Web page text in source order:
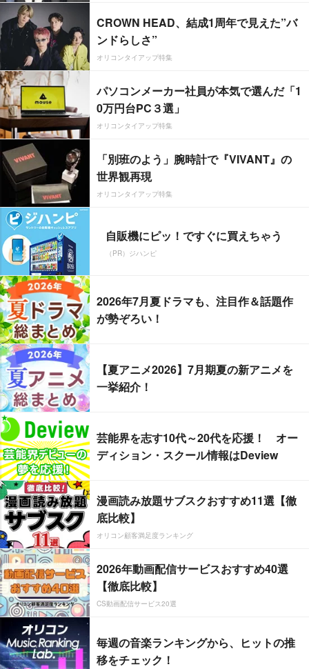
CROWN HEAD、結成1周年で見えた”バ
ンドらしさ”
オリコンタイアップ特集
パソコンメーカー社員が本気で選んだ「1
0万円台PC３選」
オリコンタイアップ特集
「別班のよう」腕時計で『VIVANT』の
世界観再現
オリコンタイアップ特集
自販機にピッ！ですぐに買えちゃう
（PR）ジハンピ
2026年7月夏ドラマも、注目作＆話題作
が勢ぞろい！
【夏アニメ2026】7月期夏の新アニメを
一挙紹介！
芸能界を志す10代～20代を応援！ オー
ディション・スクール情報はDeview
漫画読み放題サブスクおすすめ11選【徹
底比較】
オリコン顧客満足度ランキング
2026年動画配信サービスおすすめ40選
【徹底比較】
CS動画配信サービス20選
毎週の音楽ランキングから、ヒットの推
移をチェック！